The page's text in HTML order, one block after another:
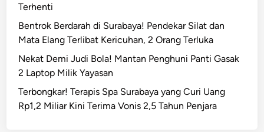
Terhenti
Bentrok Berdarah di Surabaya! Pendekar Silat dan
Mata Elang Terlibat Kericuhan, 2 Orang Terluka
Nekat Demi Judi Bola! Mantan Penghuni Panti Gasak
2 Laptop Milik Yayasan
Terbongkar! Terapis Spa Surabaya yang Curi Uang
Rp1,2 Miliar Kini Terima Vonis 2,5 Tahun Penjara